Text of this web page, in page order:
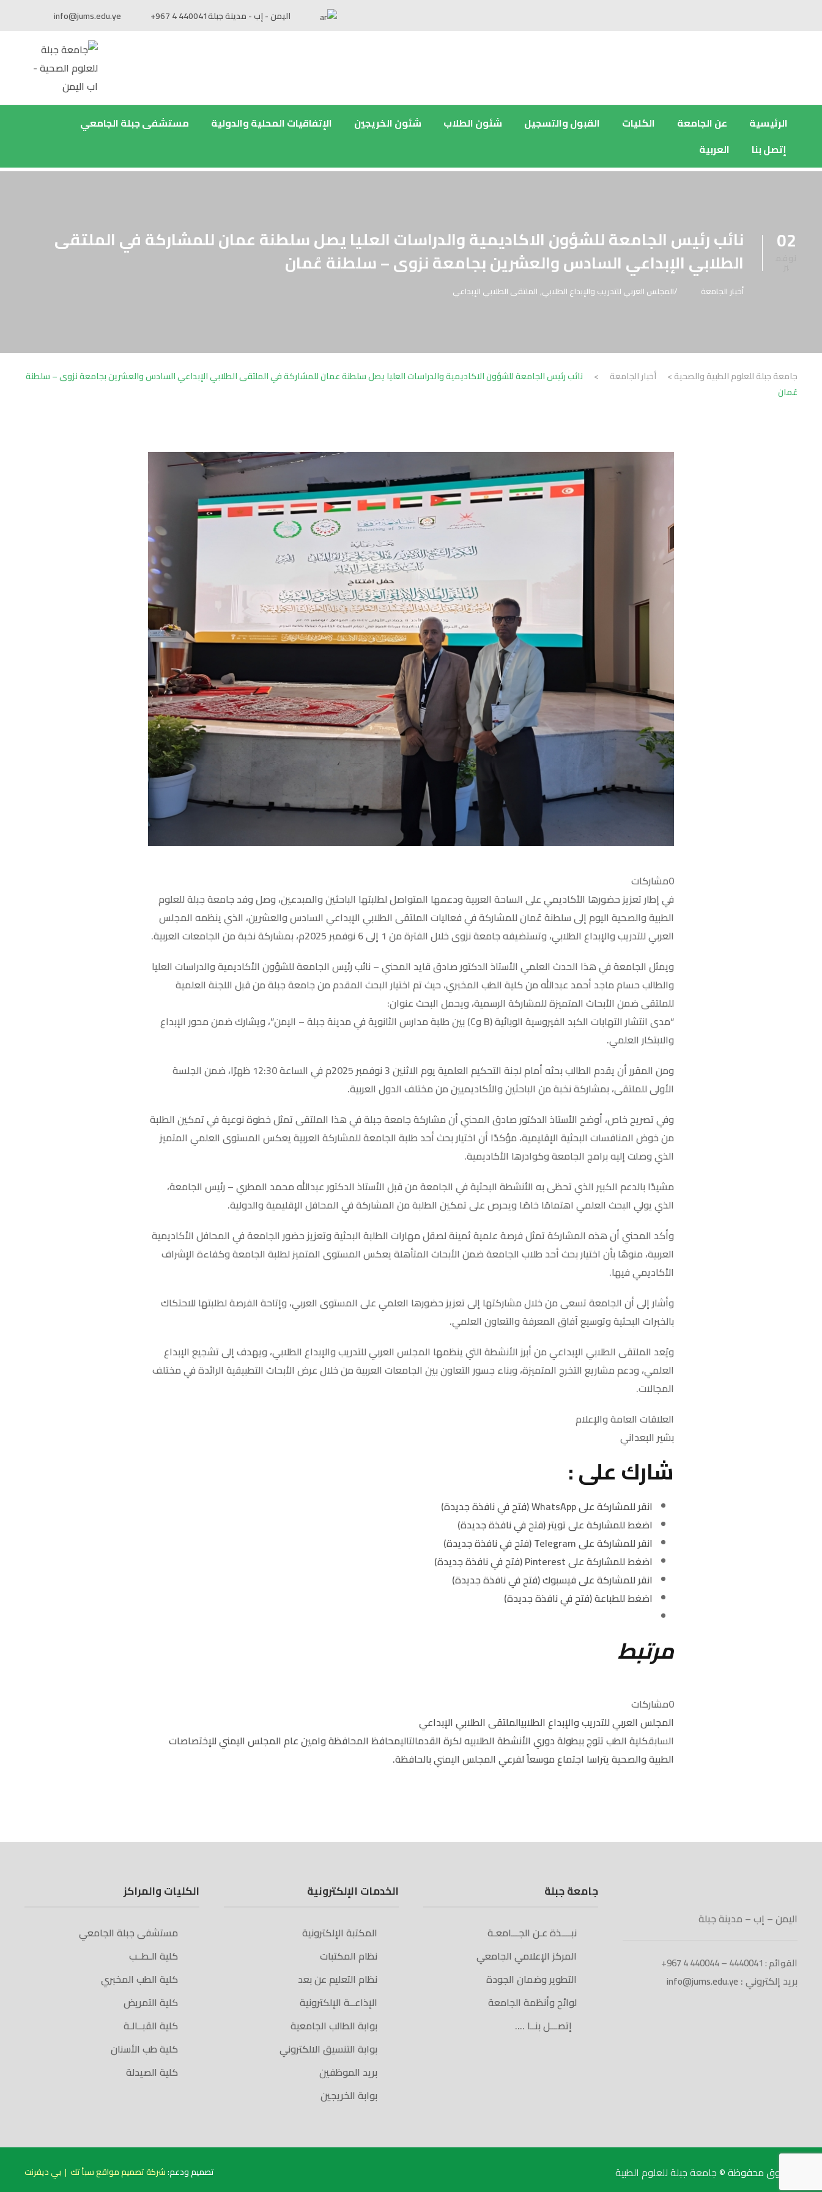
اليمن - إب - مدينة جبلة info@jums.edu.ye +967 4 440041
الرئيسية عن الجامعة الكليات القبول والتسجيل شئون الطلاب شئون الخريجين الإتفاقيات المحلية والدولية
مستشفى جبلة الجامعي
إتصل بنا
العربية
02 نائب رئيس الجامعة للشؤون الاكاديمية والدراسات العليا يصل سلطنة عمان للمشاركة في الملتقى
الطلابي الإبداعي السادس والعشرين بجامعة نزوى – سلطنة عُمان
أخبار الجامعة المجلس العربي للتدريب والإبداع الطلابي, الملتقى الطلابي الإبداعي
جامعة جبلة للعلوم الطبية والصحية> أخبار الجامعة >
نائب رئيس الجامعة للشؤون الاكاديمية والدراسات العليا يصل سلطنة عمان للمشاركة في الملتقى الطلابي الإبداعي السادس والعشرين بجامعة نزوى – سلطنة
عُمان
0مشاركات
في إطار تعزيز حضورها الأكاديمي على الساحة العربية ودعمها المتواصل لطلبتها الباحثين والمبدعين، وصل وفد جامعة جبلة للعلوم
الطبية والصحية اليوم إلى سلطنة عُمان للمشاركة في فعاليات الملتقى الطلابي الإبداعي السادس والعشرين، الذي ينظمه المجلس
العربي للتدريب والإبداع الطلابي، وتستضيفه جامعة نزوى خلال الفترة من 1 إلى 6 نوفمبر 2025م، بمشاركة نخبة من الجامعات العربية.
ويمثل الجامعة في هذا الحدث العلمي الأستاذ الدكتور صادق قايد المحني – نائب رئيس الجامعة للشؤون الأكاديمية والدراسات العليا
والطالب حسام ماجد أحمد عبدالله من كلية الطب المخبري، حيث تم اختيار البحث المقدم من جامعة جبلة من قبل اللجنة العلمية
للملتقى ضمن الأبحاث المتميزة للمشاركة الرسمية، ويحمل البحث عنوان:
“مدى انتشار التهابات الكبد الفيروسية الوبائية (B وC) بين طلبة مدارس الثانوية في مدينة جبلة – اليمن”، ويشارك ضمن محور الإبداع
والابتكار العلمي.
ومن المقرر أن يقدم الطالب بحثه أمام لجنة التحكيم العلمية يوم الاثنين 3 نوفمبر 2025م في الساعة 12:30 ظهرًا، ضمن الجلسة
الأولى للملتقى، بمشاركة نخبة من الباحثين والأكاديميين من مختلف الدول العربية.
وفي تصريح خاص، أوضح الأستاذ الدكتور صادق المحني أن مشاركة جامعة جبلة في هذا الملتقى تمثل خطوة نوعية في تمكين الطلبة
من خوض المنافسات البحثية الإقليمية، مؤكدًا أن اختيار بحث أحد طلبة الجامعة للمشاركة العربية يعكس المستوى العلمي المتميز
الذي وصلت إليه برامج الجامعة وكوادرها الأكاديمية.
مشيدًا بالدعم الكبير الذي تحظى به الأنشطة البحثية في الجامعة من قبل الأستاذ الدكتور عبدالله محمد المطري – رئيس الجامعة،
الذي يولي البحث العلمي اهتمامًا خاصًا ويحرص على تمكين الطلبة من المشاركة في المحافل الإقليمية والدولية.
وأكد المحني أن هذه المشاركة تمثل فرصة علمية ثمينة لصقل مهارات الطلبة البحثية وتعزيز حضور الجامعة في المحافل الأكاديمية
العربية، منوهًا بأن اختيار بحث أحد طلاب الجامعة ضمن الأبحاث المتأهلة يعكس المستوى المتميز لطلبة الجامعة وكفاءة الإشراف
الأكاديمي فيها.
وأشار إلى أن الجامعة تسعى من خلال مشاركتها إلى تعزيز حضورها العلمي على المستوى العربي، وإتاحة الفرصة لطلبتها للاحتكاك
بالخبرات البحثية وتوسيع آفاق المعرفة والتعاون العلمي.
ويُعد الملتقى الطلابي الإبداعي من أبرز الأنشطة التي ينظمها المجلس العربي للتدريب والإبداع الطلابي، ويهدف إلى تشجيع الإبداع
العلمي، ودعم مشاريع التخرج المتميزة، وبناء جسور التعاون بين الجامعات العربية من خلال عرض الأبحاث التطبيقية الرائدة في مختلف
المجالات.
العلاقات العامة والإعلام
بشير البعداني
شارك على :
انقر للمشاركة على WhatsApp (فتح في نافذة جديدة)
اضغط للمشاركة على تويتر (فتح في نافذة جديدة)
انقر للمشاركة على Telegram (فتح في نافذة جديدة)
اضغط للمشاركة على Pinterest (فتح في نافذة جديدة)
انقر للمشاركة على فيسبوك (فتح في نافذة جديدة)
اضغط للطباعة (فتح في نافذة جديدة)
مرتبط
0مشاركات
المجلس العربي للتدريب والإبداع الطلابيالملتقى الطلابي الإبداعي
السابقكلية الطب تتوج ببطولة دوري الأنشطة الطلابيه لكرة القدمالتاليمحافظ المحافظة وامين عام المجلس اليمني للإختصاصات
الطبية والصحية يتراسا اجتماع موسعاً لفرعي المجلس اليمني بالحافظة.
اليمن – إب – مدينة جبلة
القوائم : 4440041 – 440044 4 967+
بريد إلكتروني : info@jums.edu.ye
جامعة جبلة
نبــــذة عـن الجـــامعـة
المركز الإعلامي الجامعي
التطوير وضمان الجودة
لوائح وأنظمة الجامعة
إتصـــل بنــا ….
الخدمات الإلكترونية
المكتبة الإلكترونية
نظام المكتبات
نظام التعليم عن بعد
الإذاعــة الإلكترونية
بوابة الطالب الجامعية
بوابة التنسيق الالكتروني
بريد الموظفين
بوابة الخريجين
الكليات والمراكز
مستشفى جبلة الجامعي
كلية الـطــب
كلية الطب المخبري
كلية التمريض
كلية القبــالـة
كلية طب الأسنان
كلية الصيدلة
تصميم ودعم:شركة تصميم مواقع سبأ تك | بي ديفرنت الحقوق محفوظة ©جامعة جبلة للعلوم الطبية